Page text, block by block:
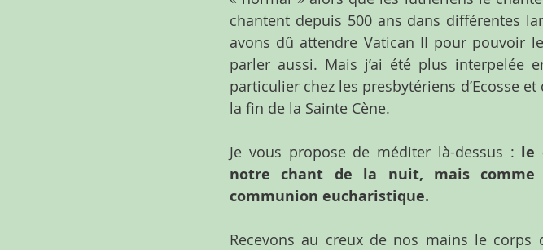
chantent depuis 500 ans dans différentes
avons dû attendre Vatican II pour pouvoir
parler aussi. Mais j’ai été plus interpelée
particulier chez les presbytériens d’Ecosse
la fin de la Sainte Cène.
Je vous propose de méditer là-dessus : le
notre chant de la nuit, mais comme
communion eucharistique.
Recevons au creux de nos mains le corps